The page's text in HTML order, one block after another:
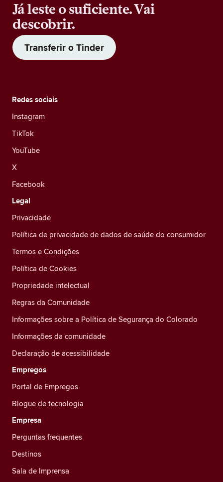
Já leste o suficiente. Vai
descobrir.
Transferir o Tinder
Redes sociais
Instagram
TikTok
YouTube
X
Facebook
Legal
Privacidade
Política de privacidade de dados de saúde do consumidor
Termos e Condições
Política de Cookies
Propriedade intelectual
Regras da Comunidade
Informações sobre a Política de Segurança do Colorado
Informações da comunidade
Declaração de acessibilidade
Empregos
Portal de Empregos
Blogue de tecnologia
Empresa
Perguntas frequentes
Destinos
Sala de Imprensa